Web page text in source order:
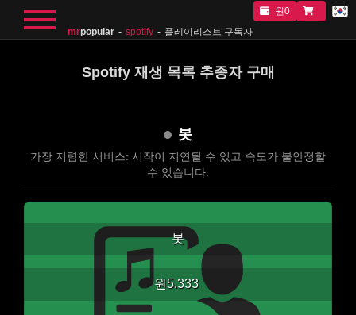
mrpopular spotify 플레이리스트 구독자
원0
Spotify 재생 목록 추종자 구매
봇
가장 저렴한 서비스: 시작이 지연될 수 있고 속도가 불안정할
수 있습니다.
봇
원5.333